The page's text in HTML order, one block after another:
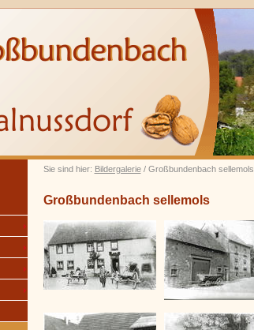
Sie sind hier: Bildergalerie/ Großbundenbach sellemols
Großbundenbach sellemols